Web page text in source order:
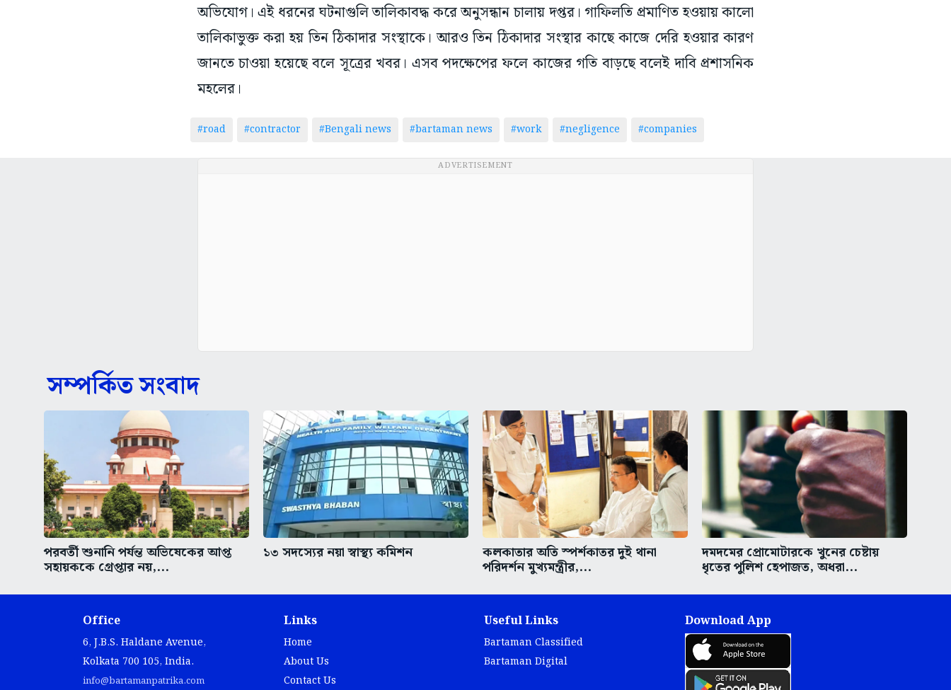
অভিযোগ। এই ধরনের ঘটনাগুলি তালিকাবদ্ধ করে অনুসন্ধান চালায় দপ্তর। গাফিলতি প্রমাণিত হওয়ায় কালো
তালিকাভুক্ত করা হয় তিন ঠিকাদার সংস্থাকে। আরও তিন ঠিকাদার সংস্থার কাছে কাজে দেরি হওয়ার কারণ
জানতে চাওয়া হয়েছে বলে সূত্রের খবর। এসব পদক্ষেপের ফলে কাজের গতি বাড়ছে বলেই দাবি প্রশাসনিক
মহলের।
#road #contractor #Bengali news #bartaman news #work #negligence #companies
ADVERTISEMENT
সম্পর্কিত সংবাদ
পরবর্তী শুনানি পর্যন্ত অভিষেকের আপ্ত
সহায়ককে গ্রেপ্তার নয়,...
১৩ সদস্যের নয়া স্বাস্থ্য কমিশন কলকাতার অতি স্পর্শকাতর দুই থানা
পরিদর্শন মুখ্যমন্ত্রীর,...
দমদমের প্রোমোটারকে খুনের চেষ্টায়
ধৃতের পুলিশ হেপাজত, অধরা...
Office
6, J.B.S. Haldane Avenue,
Kolkata 700 105, India.
info@bartamanpatrika.com
Links
Home
About Us
Contact Us
Useful Links
Bartaman Classified
Bartaman Digital
Download App